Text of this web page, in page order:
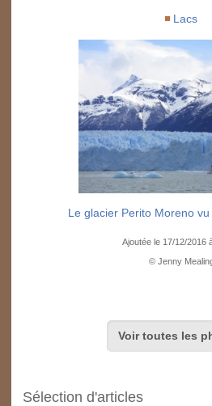
Lacs
Le glacier Perito Moreno
Ajoutée le 17/12/2016
© Jenny
Voir toutes les
Sélection d'articles